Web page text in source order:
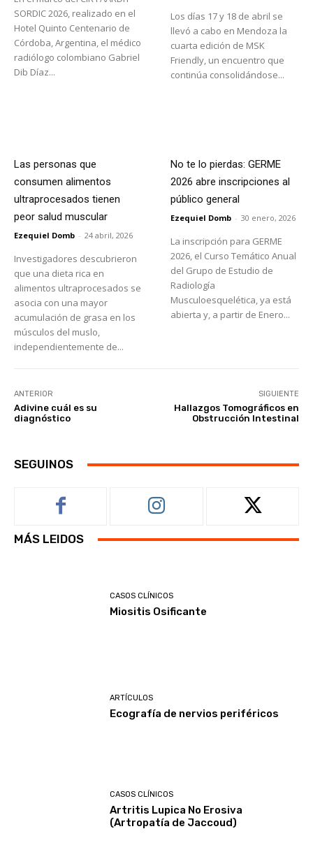
SORDIC 2026, realizado en el
Hotel Quinto Centenario de
Córdoba, Argentina, el médico
radiólogo colombiano Gabriel
Dib Díaz...
Los días 17 y 18 de abril se
llevó a cabo en Mendoza la
cuarta edición de MSK
Friendly, un encuentro que
continúa consolidándose...
Las personas que
consumen alimentos
ultraprocesados ​​tienen
peor salud muscular
Ezequiel Domb - 24 abril, 2026
Investigadores descubrieron
que una dieta rica en
alimentos ultraprocesados ​​se
asocia con una mayor
acumulación de grasa en los
músculos del muslo,
independientemente de...
No te lo pierdas: GERME
2026 abre inscripciones al
público general
Ezequiel Domb - 30 enero, 2026
La inscripción para GERME
2026, el Curso Temático Anual
del Grupo de Estudio de
Radiología
Musculoesquelética, ya está
abierta y, a partir de Enero...
ANTERIOR
Adivine cuál es su
diagnóstico
SIGUIENTE
Hallazgos Tomográficos en
Obstrucción Intestinal
SEGUINOS
MÁS LEIDOS
CASOS CLÍNICOS
Miositis Osificante
ARTÍCULOS
Ecografía de nervios periféricos
CASOS CLÍNICOS
Artritis Lupica No Erosiva
(Artropatía de Jaccoud)